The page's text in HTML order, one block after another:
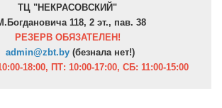
ТЦ "НЕКРАСОВСКИЙ"
118, 2 эт., пав. 38
РЕЗЕРВ ОБЯЗАТЕЛЕН!
admin@zbt.by (безнала нет!)
18:00, ПТ: 10:00-17:00, СБ: 11:00-15:00